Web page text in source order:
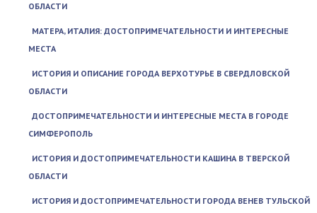
ОБЛАСТИ
МАТЕРА, ИТАЛИЯ: ДОСТОПРИМЕЧАТЕЛЬНОСТИ И ИНТЕРЕСНЫЕ
МЕСТА
ИСТОРИЯ И ОПИСАНИЕ ГОРОДА ВЕРХОТУРЬЕ В СВЕРДЛОВСКОЙ
ОБЛАСТИ
ДОСТОПРИМЕЧАТЕЛЬНОСТИ И ИНТЕРЕСНЫЕ МЕСТА В ГОРОДЕ
СИМФЕРОПОЛЬ
ИСТОРИЯ И ДОСТОПРИМЕЧАТЕЛЬНОСТИ КАШИНА В ТВЕРСКОЙ
ОБЛАСТИ
ИСТОРИЯ И ДОСТОПРИМЕЧАТЕЛЬНОСТИ ГОРОДА ВЕНЕВ ТУЛЬСКОЙ